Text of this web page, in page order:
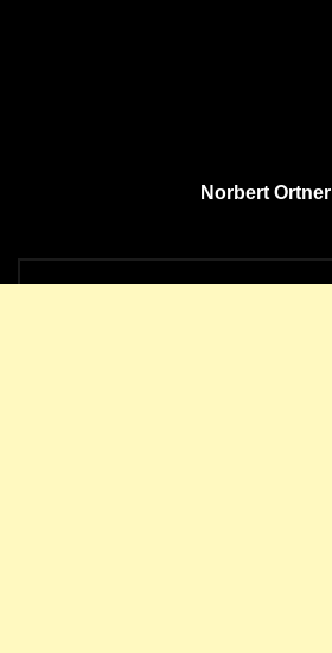
Norbert Ortner